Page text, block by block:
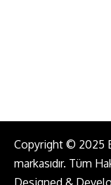
Copyright © 2025
markasıdır. Tüm
Designed &